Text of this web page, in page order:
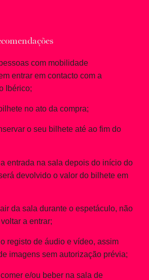
com mobilidade
entrar em contacto com a
Ibérico;
no ato da compra;
o seu bilhete até ao fim do
entrada na sala depois do início do
devolvido o valor do bilhete em
da sala durante o espetáculo, não
a entrar;
registo de áudio e vídeo, assim
imagens sem autorização prévia;
e/ou beber na sala de